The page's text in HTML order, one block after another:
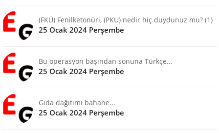
(FKÜ) Fenilketonüri, (PKU) nedir hiç duydunuz mu? (1)
25 Ocak 2024 Perşembe
Bu operasyon başından sonuna Türkçe…
25 Ocak 2024 Perşembe
Gıda dağıtımı bahane...
25 Ocak 2024 Perşembe